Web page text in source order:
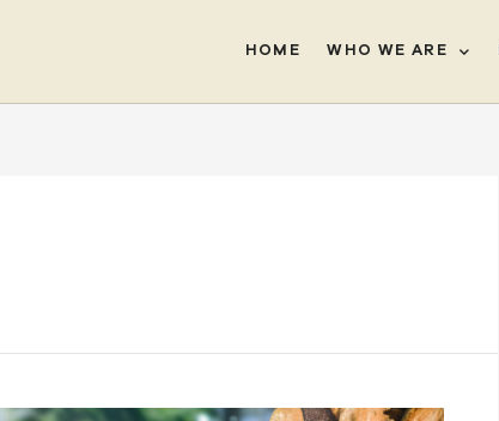
HOME WHO WE ARE